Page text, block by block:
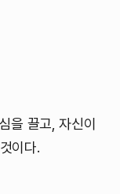
을 끌고, 자신이
이다.